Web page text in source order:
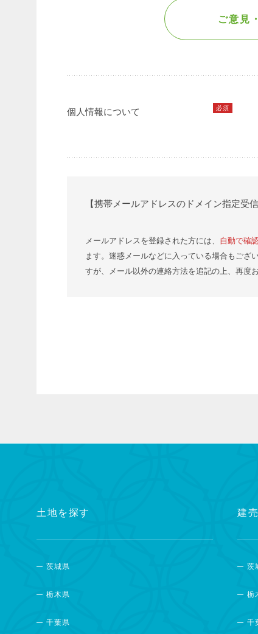
ご意見
個人情報について 必須
【携帯メールアドレスのドメイン指定受
メールアドレスを登録された方には、 自動で確
ます。迷惑メールなどに入っている場合もござ
すが、メール以外の連絡方法を追記の上、再度
土地を探す
茨城県
栃木県
千葉県
建
茨
栃
千